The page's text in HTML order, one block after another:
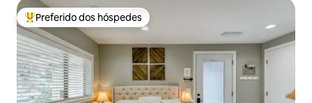
Entre os melhores preferidos dos hóspedes
Preferido dos hóspedes